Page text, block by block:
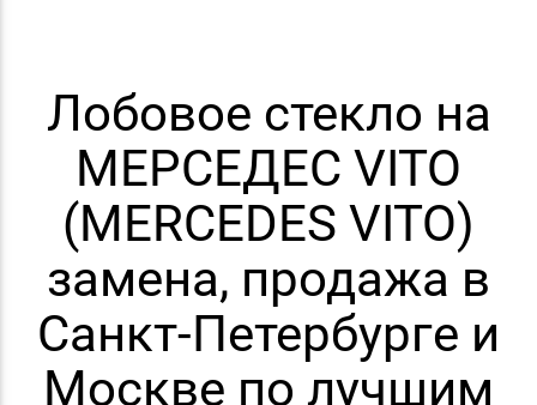
Лобовое стекло на
МЕРСЕДЕС VITO
(MERCEDES VITO)
замена, продажа в
Санкт-Петербурге и
Москве по лучшим